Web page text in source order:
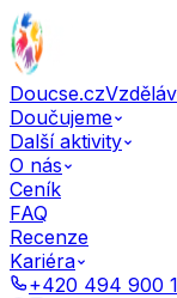
Doucse.cz
Doučujeme
Další aktivity
O nás
Ceník
FAQ
Recenze
Kariéra
+420 494 900